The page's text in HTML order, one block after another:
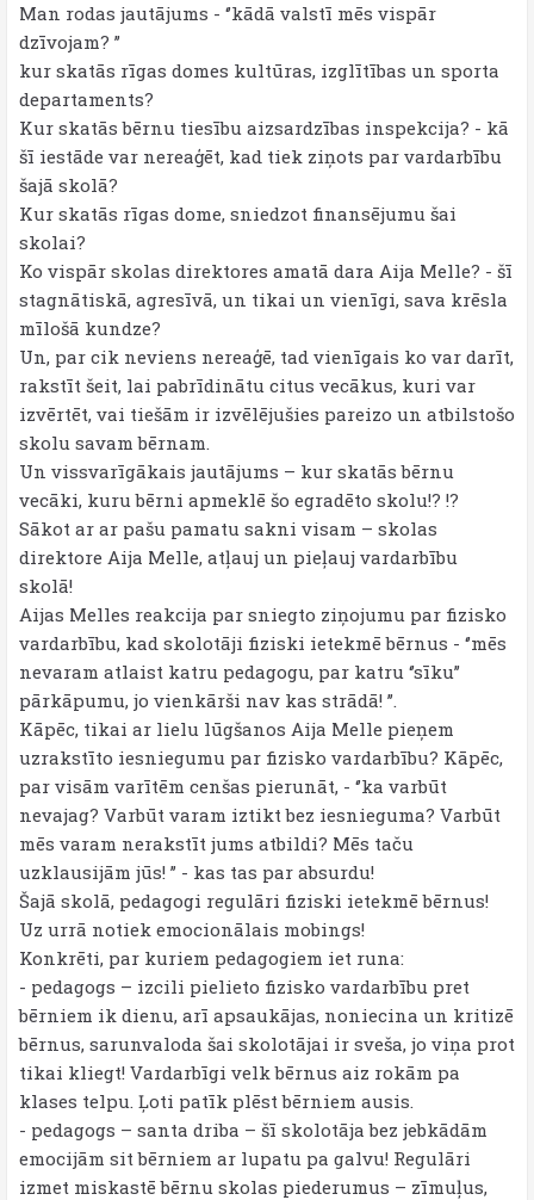
Man rodas jautājums - ‘’kādā valstī mēs vispār
dzīvojam? ’’
kur skatās rīgas domes kultūras, izglītības un sporta
departaments?
Kur skatās bērnu tiesību aizsardzības inspekcija? - kā
šī iestāde var nereaģēt, kad tiek ziņots par vardarbību
šajā skolā?
Kur skatās rīgas dome, sniedzot finansējumu šai
skolai?
Ko vispār skolas direktores amatā dara Aija Melle? - šī
stagnātiskā, agresīvā, un tikai un vienīgi, sava krēsla
mīlošā kundze?
Un, par cik neviens nereaģē, tad vienīgais ko var darīt,
rakstīt šeit, lai pabrīdinātu citus vecākus, kuri var
izvērtēt, vai tiešām ir izvēlējušies pareizo un atbilstošo
skolu savam bērnam.
Un vissvarīgākais jautājums – kur skatās bērnu
vecāki, kuru bērni apmeklē šo egradēto skolu!? !?
Sākot ar ar pašu pamatu sakni visam – skolas
direktore Aija Melle, atļauj un pieļauj vardarbību
skolā!
Aijas Melles reakcija par sniegto ziņojumu par fizisko
vardarbību, kad skolotāji fiziski ietekmē bērnus - ‘’mēs
nevaram atlaist katru pedagogu, par katru ‘’sīku’’
pārkāpumu, jo vienkārši nav kas strādā! ’’.
Kāpēc, tikai ar lielu lūgšanos Aija Melle pieņem
uzrakstīto iesniegumu par fizisko vardarbību? Kāpēc,
par visām varītēm cenšas pierunāt, - ‘’ka varbūt
nevajag? Varbūt varam iztikt bez iesnieguma? Varbūt
mēs varam nerakstīt jums atbildi? Mēs taču
uzklausijām jūs! ’’ - kas tas par absurdu!
Šajā skolā, pedagogi regulāri fiziski ietekmē bērnus!
Uz urrā notiek emocionālais mobings!
Konkrēti, par kuriem pedagogiem iet runa:
- pedagogs – izcili pielieto fizisko vardarbību pret
bērniem ik dienu, arī apsaukājas, noniecina un kritizē
bērnus, sarunvaloda šai skolotājai ir sveša, jo viņa prot
tikai kliegt! Vardarbīgi velk bērnus aiz rokām pa
klases telpu. Ļoti patīk plēst bērniem ausis.
- pedagogs – santa driba – šī skolotāja bez jebkādām
emocijām sit bērniem ar lupatu pa galvu! Regulāri
izmet miskastē bērnu skolas piederumus – zīmuļus,